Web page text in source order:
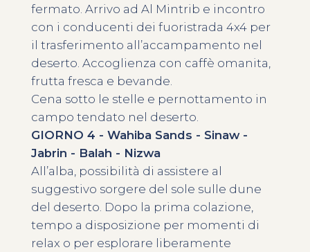
fermato. Arrivo ad Al Mintrib e incontro
con i conducenti dei fuoristrada 4x4 per
il trasferimento all’accampamento nel
deserto. Accoglienza con caffè omanita,
frutta fresca e bevande.
Cena sotto le stelle e pernottamento in
campo tendato nel deserto.
GIORNO 4 - Wahiba Sands - Sinaw -
Jabrin - Balah - Nizwa
All’alba, possibilità di assistere al
suggestivo sorgere del sole sulle dune
del deserto. Dopo la prima colazione,
tempo a disposizione per momenti di
relax o per esplorare liberamente